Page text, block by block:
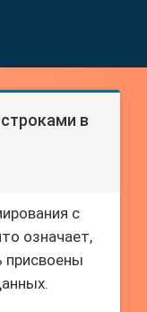
в
с
означает,
присвоены